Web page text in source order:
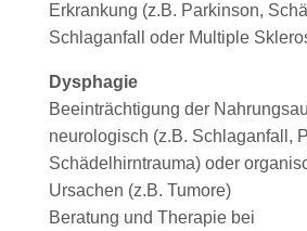
Erkrankung (z.B. Parkinson,
Schlaganfall oder Multiple
Dysphagie
Beeinträchtigung der
neurologisch (z.B. Schlaganfall,
Schädelhirntrauma) oder
Ursachen (z.B. Tumore)
Beratung und Therapie bei